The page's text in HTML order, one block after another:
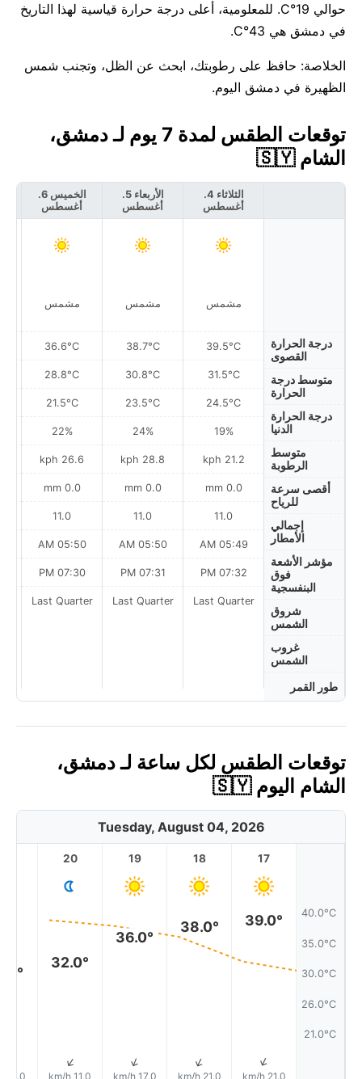
حوالي 19°C. للمعلومية، أعلى درجة حرارة قياسية لهذا التاريخ
في دمشق هي 43°C.
الخلاصة: حافظ على رطوبتك، ابحث عن الظل، وتجنب شمس
الظهيرة في دمشق اليوم.
توقعات الطقس لمدة 7 يوم لـ دمشق،
الشام 🇸🇾
درجة الحرارة
القصوى
متوسط درجة
الحرارة
درجة الحرارة
الدنيا
متوسط
الرطوبة
أقصى سرعة
للرياح
إجمالي
الأمطار
مؤشر الأشعة
فوق
البنفسجية
شروق
الشمس
غروب
الشمس
طور القمر
الثلاثاء 4.
أغسطس
مشمس
39.5°C
31.5°C
24.5°C
19%
21.2 kph
0.0 mm
11.0
05:49 AM
07:32 PM
Last Quarter
الأربعاء 5.
أغسطس
مشمس
38.7°C
30.8°C
23.5°C
24%
28.8 kph
0.0 mm
11.0
05:50 AM
07:31 PM
Last Quarter
الخميس 6.
أغسطس
مشمس
36.6°C
28.8°C
21.5°C
22%
26.6 kph
0.0 mm
11.0
05:50 AM
07:30 PM
Last Quarter
توقعات الطقس لكل ساعة لـ دمشق،
الشام اليوم 🇸🇾
Tuesday, August 04, 2026
40.0°C
35.0°C
30.0°C
26.0°C
21.0°C
17
39.0°
↑
21.0 km/h
18
38.0°
↑
21.0 km/h
19
36.0°
↑
17.0 km/h
20
32.0°
↑
11.0 km/h
3.0 km/h